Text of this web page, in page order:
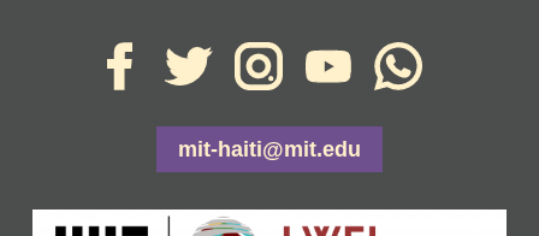
mit-haiti@mit.edu